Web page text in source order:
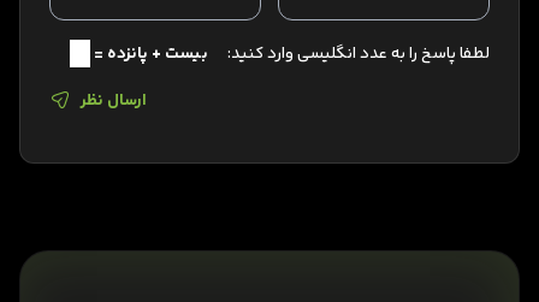
لطفا پاسخ را به عدد انگلیسی وارد کنید:
بیست + پانزده =
ارسال نظر